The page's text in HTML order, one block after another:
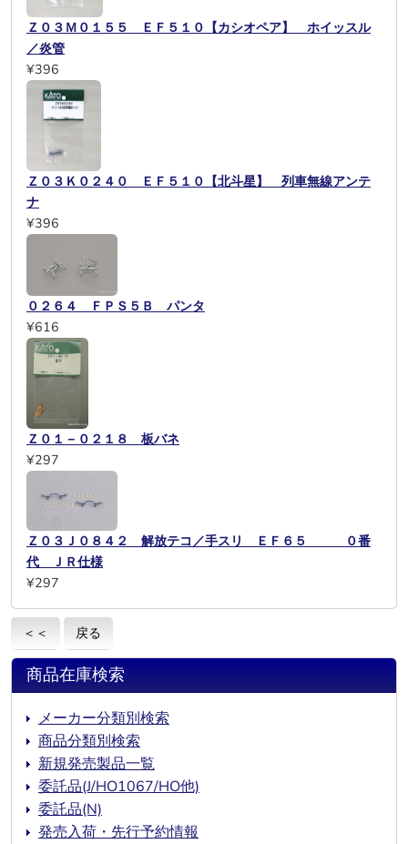
Ｚ０３Ｍ０１５５ ＥＦ５１０【カシオペア】 ホイッスル
／炎管
¥396
Ｚ０３Ｋ０２４０ ＥＦ５１０【北斗星】 列車無線アンテ
ナ
¥396
０２６４ ＦＰＳ５Ｂ パンタ
¥616
Ｚ０１－０２１８ 板バネ
¥297
Ｚ０３Ｊ０８４２ 解放テコ／手スリ ＥＦ６５ ０番
代 ＪＲ仕様
¥297
＜＜ 戻る
商品在庫検索
メーカー分類別検索
商品分類別検索
新規発売製品一覧
委託品(J/HO1067/HO他)
委託品(N)
発売入荷・先行予約情報